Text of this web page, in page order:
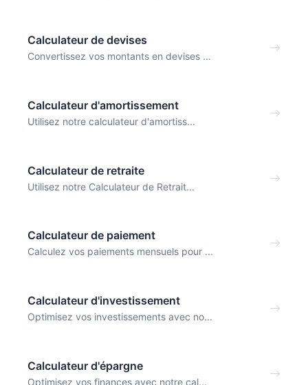
Calculateur de devises
Convertissez vos montants en devises ...
Calculateur d'amortissement
Utilisez notre calculateur d'amortiss...
Calculateur de retraite
Utilisez notre Calculateur de Retrait...
Calculateur de paiement
Calculez vos paiements mensuels pour ...
Calculateur d'investissement
Optimisez vos investissements avec no...
Calculateur d'épargne
Optimisez vos finances avec notre cal...